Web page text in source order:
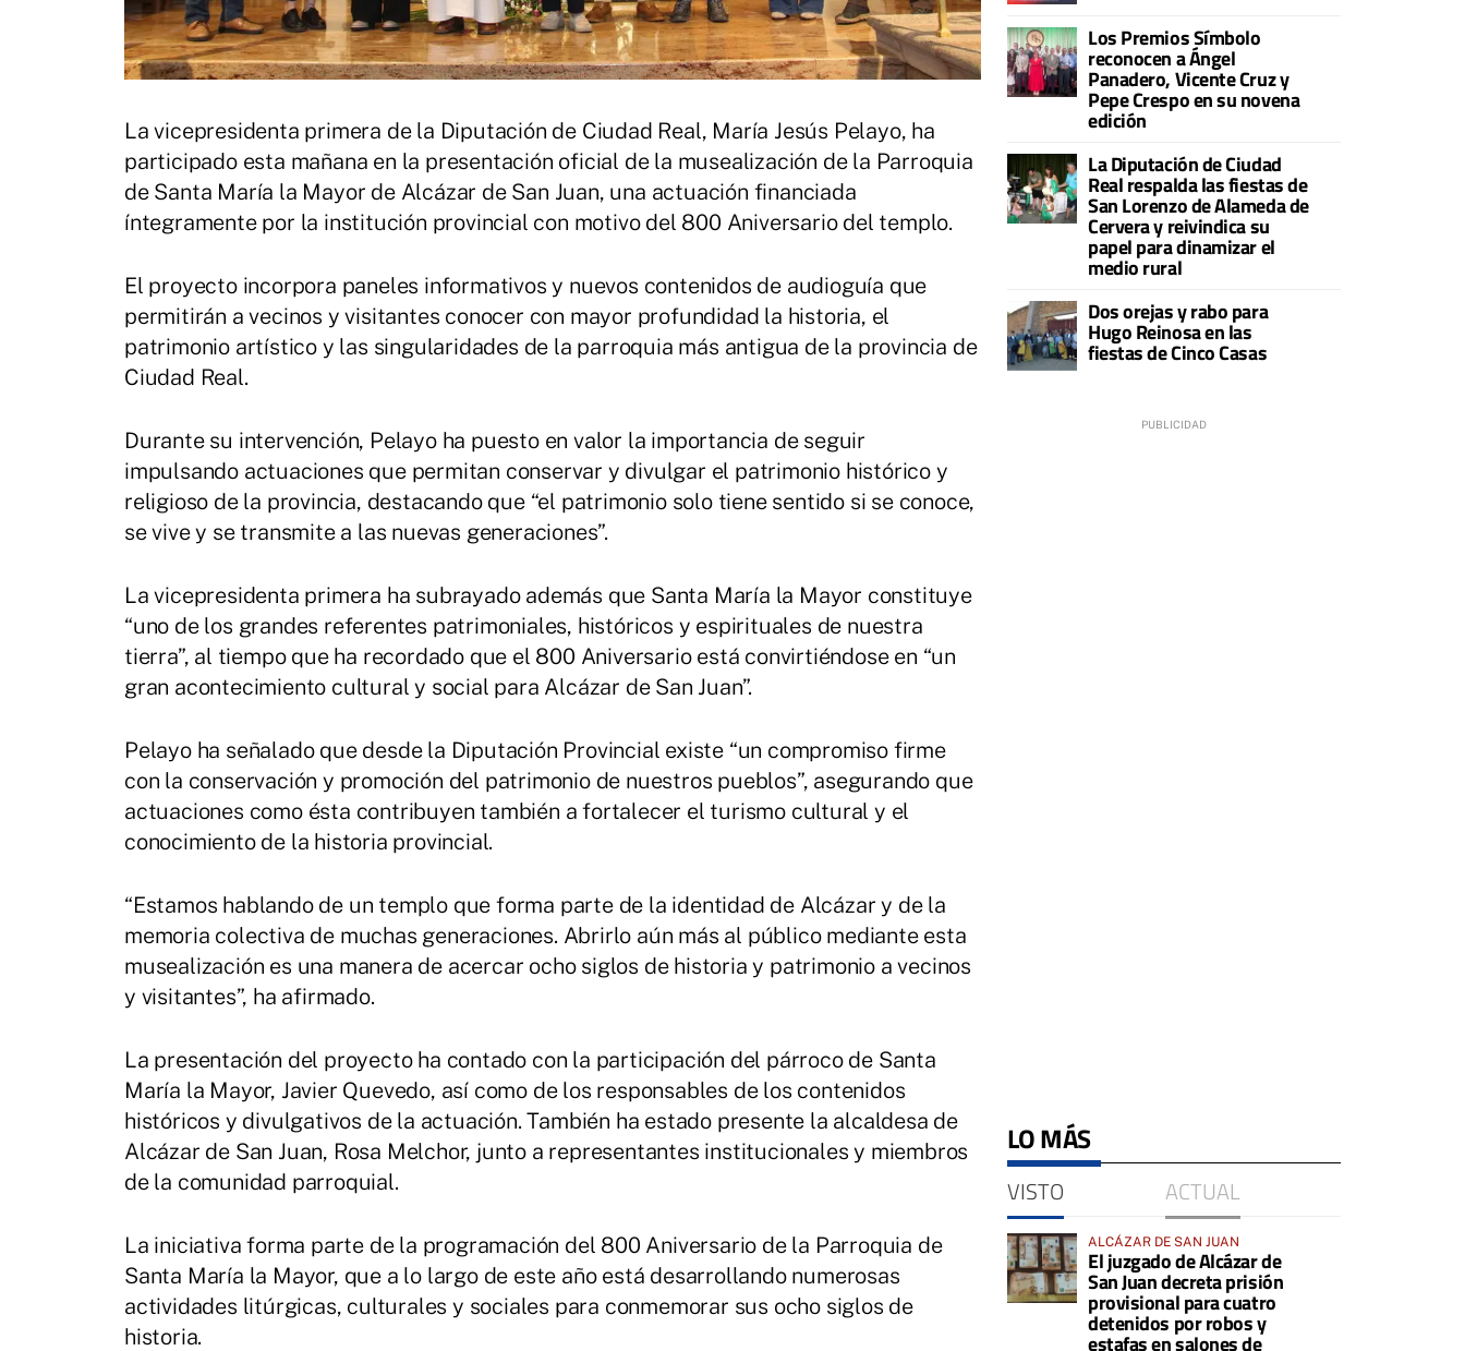
La vicepresidenta primera de la Diputación de Ciudad Real, María Jesús Pelayo, ha
participado esta mañana en la presentación oficial de la musealización de la Parroquia
de Santa María la Mayor de Alcázar de San Juan, una actuación financiada
íntegramente por la institución provincial con motivo del 800 Aniversario del templo.
El proyecto incorpora paneles informativos y nuevos contenidos de audioguía que
permitirán a vecinos y visitantes conocer con mayor profundidad la historia, el
patrimonio artístico y las singularidades de la parroquia más antigua de la provincia de
Ciudad Real.
Durante su intervención, Pelayo ha puesto en valor la importancia de seguir
impulsando actuaciones que permitan conservar y divulgar el patrimonio histórico y
religioso de la provincia, destacando que “el patrimonio solo tiene sentido si se conoce,
se vive y se transmite a las nuevas generaciones”.
La vicepresidenta primera ha subrayado además que Santa María la Mayor constituye
“uno de los grandes referentes patrimoniales, históricos y espirituales de nuestra
tierra”, al tiempo que ha recordado que el 800 Aniversario está convirtiéndose en “un
gran acontecimiento cultural y social para Alcázar de San Juan”.
Pelayo ha señalado que desde la Diputación Provincial existe “un compromiso firme
con la conservación y promoción del patrimonio de nuestros pueblos”, asegurando que
actuaciones como ésta contribuyen también a fortalecer el turismo cultural y el
conocimiento de la historia provincial.
“Estamos hablando de un templo que forma parte de la identidad de Alcázar y de la
memoria colectiva de muchas generaciones. Abrirlo aún más al público mediante esta
musealización es una manera de acercar ocho siglos de historia y patrimonio a vecinos
y visitantes”, ha afirmado.
La presentación del proyecto ha contado con la participación del párroco de Santa
María la Mayor, Javier Quevedo, así como de los responsables de los contenidos
históricos y divulgativos de la actuación. También ha estado presente la alcaldesa de
Alcázar de San Juan, Rosa Melchor, junto a representantes institucionales y miembros
de la comunidad parroquial.
La iniciativa forma parte de la programación del 800 Aniversario de la Parroquia de
Santa María la Mayor, que a lo largo de este año está desarrollando numerosas
actividades litúrgicas, culturales y sociales para conmemorar sus ocho siglos de
historia.
Los Premios Símbolo
reconocen a Ángel
Panadero, Vicente Cruz y
Pepe Crespo en su novena
edición
La Diputación de Ciudad
Real respalda las fiestas de
San Lorenzo de Alameda de
Cervera y reivindica su
papel para dinamizar el
medio rural
Dos orejas y rabo para
Hugo Reinosa en las
fiestas de Cinco Casas
LO MÁS
VISTO ACTUAL
ALCÁZAR DE SAN JUAN
El juzgado de Alcázar de
San Juan decreta prisión
provisional para cuatro
detenidos por robos y
estafas en salones de